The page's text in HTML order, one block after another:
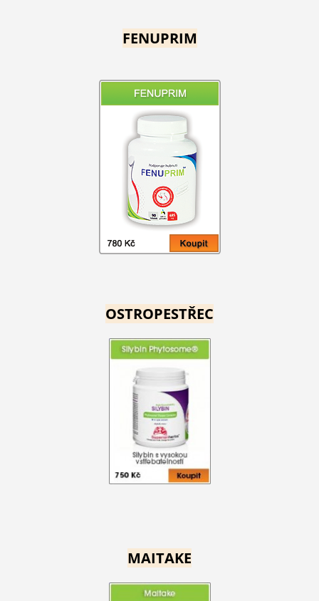
FENUPRIM
OSTROPESTŘEC
MAITAKE